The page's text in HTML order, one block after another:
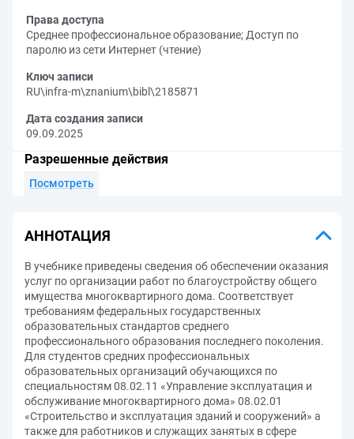
Права доступа
Среднее профессиональное образование; Доступ по
паролю из сети Интернет (чтение)
Ключ записи
RU\infra-m\znanium\bibl\2185871
Дата создания записи
09.09.2025
Разрешенные действия
Посмотреть
АННОТАЦИЯ
В учебнике приведены сведения об обеспечении оказания
услуг по организации работ по благоустройству общего
имущества многоквартирного дома. Соответствует
требованиям федеральных государственных
образовательных стандартов среднего
профессионального образования последнего поколения.
Для студентов средних профессиональных
образовательных организаций обучающихся по
специальностям 08.02.11 «Управление эксплуатация и
обслуживание многоквартирного дома» 08.02.01
«Строительство и эксплуатация зданий и сооружений» а
также для работников и служащих занятых в сфере